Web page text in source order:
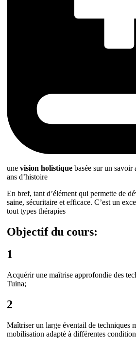
unevision holistique basée sur un savoir
ans d’histoire
En bref, tant d’élément qui permette de
saine, sécuritaire et efficace. C’est un
tout types thérapies
Objectif du cours:
1
Acquérir une maîtrise approfondie des
Tuina;
2
Maîtriser un large éventail de techniques
mobilisation adapté à différentes